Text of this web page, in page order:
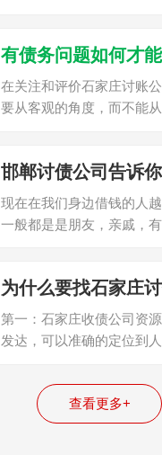
在关注和评价石家庄讨账
要从客观的角度，而不能
现在在我们身边借钱的人
一般都是是朋友，亲戚，
第一：石家庄收债公司资
发达，可以准确的定位到
查看更多+